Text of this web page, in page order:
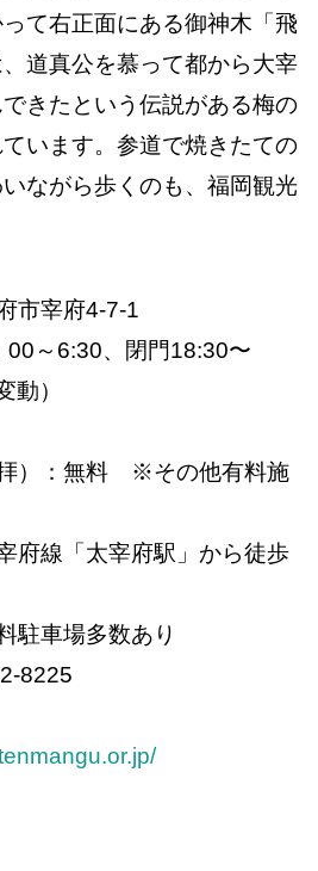
て右正面にある御神木「飛
道真公を慕って都から大宰
きたという伝説がある梅の
います。参道で焼きたての
いながら歩くのも、福岡観光
市宰府4-7-1
00～6:30、閉門18:30〜
動）
拝）：無料 ※その他有料施
府線「太宰府駅」から徒歩
駐車場多数あり
8225